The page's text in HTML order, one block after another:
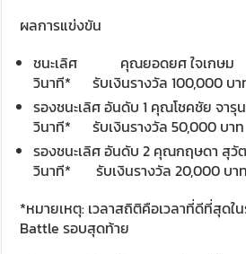
ผลการแข่งขัน
ชนะเลิศ คุณยอดยศ ใจเก
วินาที* รับเงินรางวัล 100,000 บา
รองชนะเลิศ อันดับ 1 คุณโชคชัย จา
วินาที* รับเงินรางวัล 50,000 บาท
รองชนะเลิศ อันดับ 2 คุณกฤษดา
วินาที* รับเงินรางวัล 20,000 บาท
*หมายเหตุ: เวลาสถิติคือเวลาที่ดีที่สุดใ
Battle รอบสุดท้าย